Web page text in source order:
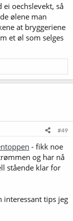
oechslevekt, så
ølene man
at bryggeriene
et øl som selges
#49
- fikk noe
og har nå
stående klar for
interessant tips jeg